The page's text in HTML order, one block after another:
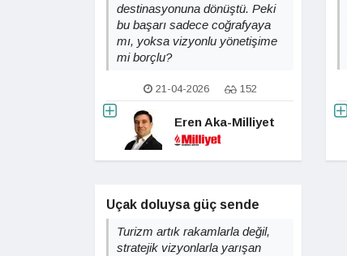
destinasyonuna dönüştü. Peki
bu başarı sadece coğrafyaya
mı, yoksa vizyonlu yönetişime
mi borçlu?
21-04-2026 152
Eren Aka-Milliyet
Uçak doluysa güç sende
Turizm artık rakamlarla değil,
stratejik vizyonlarla yarışan